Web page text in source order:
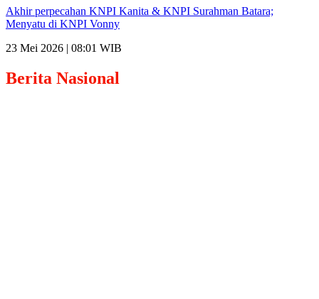
Akhir perpecahan KNPI Kanita & KNPI Surahman Batara;
Menyatu di KNPI Vonny
23 Mei 2026 | 08:01 WIB
Berita Nasional